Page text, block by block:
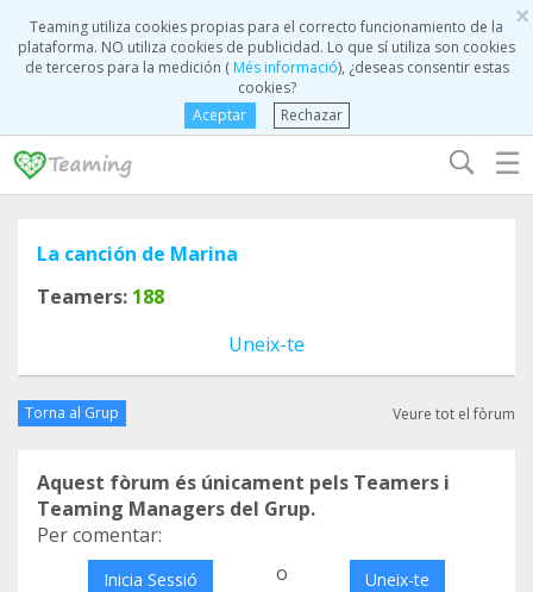
×
Teaming utiliza cookies propias para el correcto funcionamiento de la
plataforma. NO utiliza cookies de publicidad. Lo que sí utiliza son cookies
de terceros para la medición (Més informació), ¿deseas consentir estas
cookies?
Aceptar
Rechazar
☰
La canción de Marina
Teamers: 188
Uneix-te
Torna al Grup Veure tot el fòrum
Aquest fòrum és únicament pels Teamers i
Teaming Managers del Grup.
Per comentar:
Inicia Sessió o Uneix-te